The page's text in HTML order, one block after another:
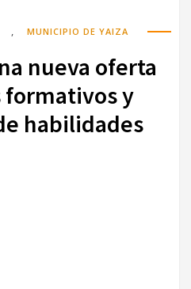
, MUNICIPIO DE YAIZA
nueva oferta
y
habilidades